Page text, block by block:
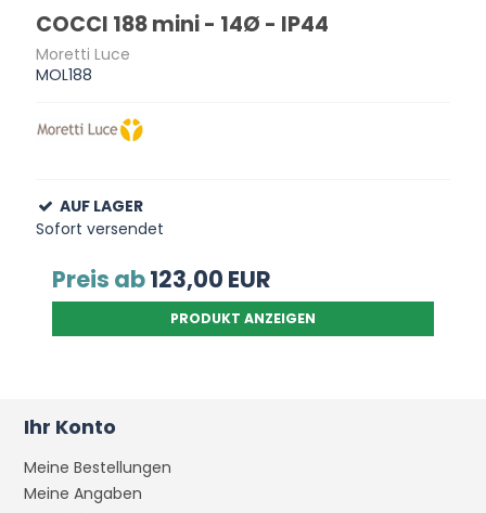
COCCI 188 mini - 14Ø - IP44
Moretti Luce
MOL188
AUF LAGER
Sofort versendet
Preis ab123,00 EUR
PRODUKT ANZEIGEN
Ihr Konto
Meine Bestellungen
Meine Angaben